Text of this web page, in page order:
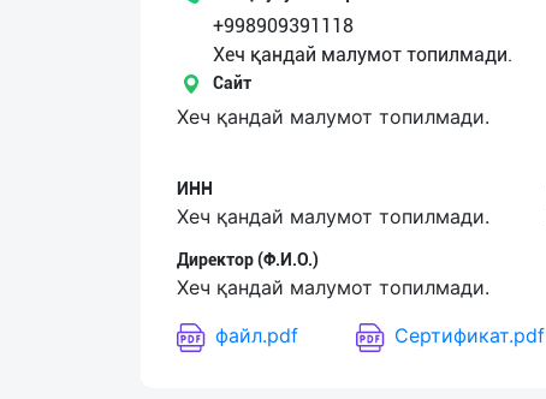
+998909391118
Хеч қандай малумот топилмади.
Сайт
Хеч қандай малумот топилмади.
ИНН
Хеч қандай малумот топилмади.
Директор (Ф.И.О.)
Хеч қандай малумот топилмади.
файл.pdf
Сертификат.pdf